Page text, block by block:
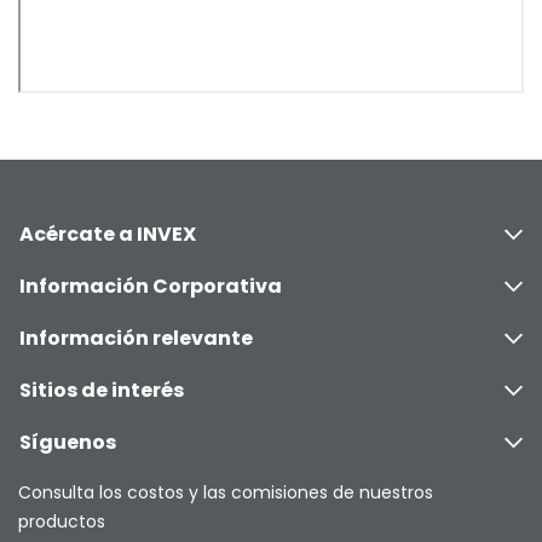
Acércate a INVEX
Información Corporativa
Información relevante
Sitios de interés
Síguenos
Consulta los costos y las comisiones de nuestros
productos